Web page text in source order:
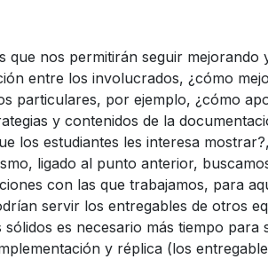
que nos permitirán seguir mejorando
entre los involucrados, ¿cómo
particulares, por ejemplo, ¿cómo
y contenidos de la
los estudiantes les interesa
ligado al punto anterior,
con las que trabajamos, para
servir los entregables de otros
es necesario más tiempo
y réplica (los